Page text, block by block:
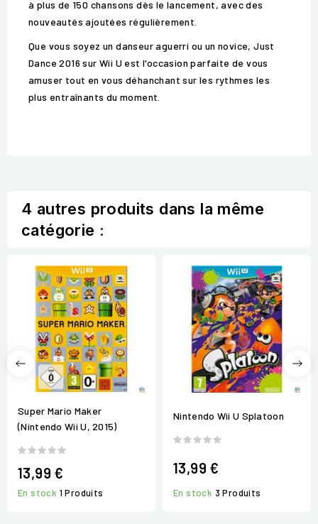
à plus de 150 chansons dès le lancement, avec des
nouveautés ajoutées régulièrement.
Que vous soyez un danseur aguerri ou un novice, Just
Dance 2016 sur Wii U est l'occasion parfaite de vous
amuser tout en vous déhanchant sur les rythmes les
plus entraînants du moment.
4 autres produits dans la même
catégorie :
Super Mario Maker
(Nintendo Wii U, 2015)
13,99 €
En stock 1 Produits
Nintendo Wii U Splatoon
13,99 €
En stock 3 Produits